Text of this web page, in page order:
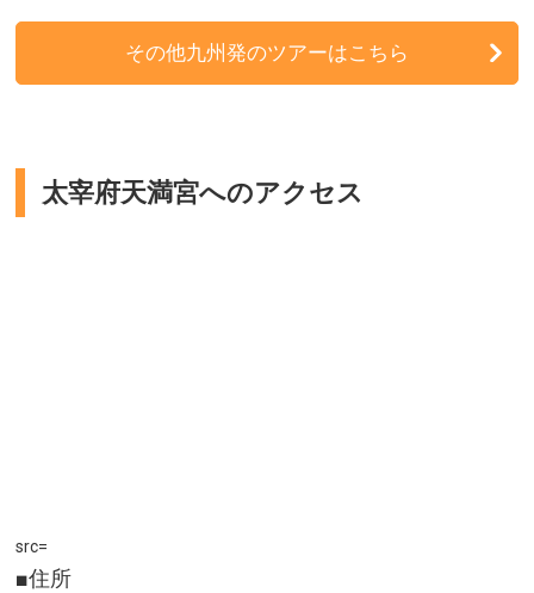
その他九州発のツアーはこちら
太宰府天満宮へのアクセス
src=
■住所